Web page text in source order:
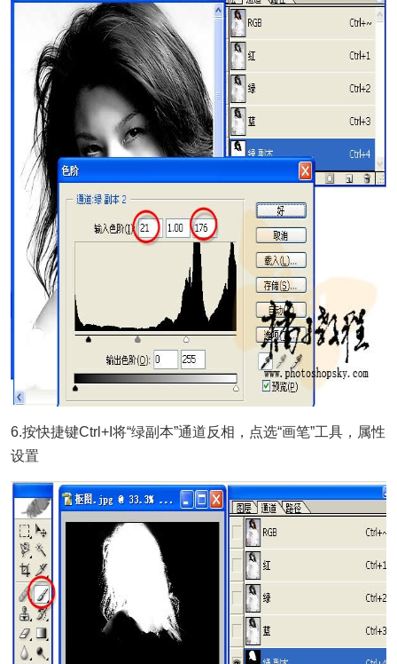
6.按快捷键Ctrl+I将“绿副本”通道反相，点选“画笔”工具，属性
设置